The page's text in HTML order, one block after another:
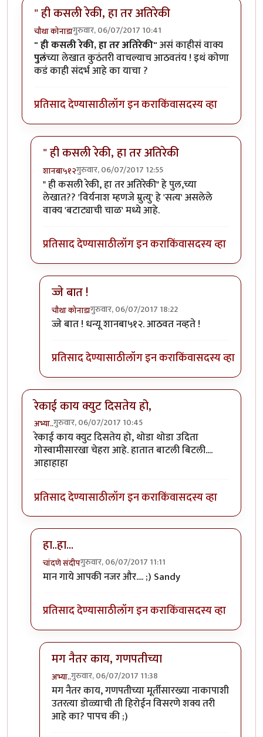
" ही कसली रेकी, हा तर अतिरेकी
चौथा कोनाडागुरुवार, 06/07/2017 10:41
" ही कसली रेकी, हा तर अतिरेकी"असं काहीसं वाक्य
पुलंच्या लेखात कुठंतरी वाचल्याच आठवतंय ! इथं कोणा
कडं काही संदर्भ आहे का याचा ?
प्रतिसाद देण्यासाठीलॉग इन कराकिंवासदस्य व्हा
" ही कसली रेकी, हा तर अतिरेकी
शानबा५१२गुरुवार, 06/07/2017 12:55
In reply to" ही कसली रेकी, हा तर अतिरेकी
" ही कसली रेकी, हा तर अतिरेकी" हे पुल,च्या
लेखात?? 'विर्यनाश म्हणजे म्रुत्यु' हे 'सत्य' असलेले
वाक्य 'बटाट्याची चाळ' मध्ये आहे.
प्रतिसाद देण्यासाठीलॉग इन कराकिंवासदस्य व्हा
ज्जे बात !
चौथा कोनाडागुरुवार, 06/07/2017 18:22
In reply to" ही कसली रेकी, हा तर अतिरेकी
ज्जे बात ! धन्यू शानबा५१२. आठवत नव्हते !
प्रतिसाद देण्यासाठीलॉग इन कराकिंवासदस्य व्हा
रेकाई काय क्युट दिसतेय हो,
अभ्या..गुरुवार, 06/07/2017 10:45
रेकाई काय क्युट दिसतेय हो, थोडा थोडा उदिता
गोस्वामीसारखा चेहरा आहे. हातात बाटली बिटली....
आहाहाहा
प्रतिसाद देण्यासाठीलॉग इन कराकिंवासदस्य व्हा
हा..हा...
चांदणे संदीपगुरुवार, 06/07/2017 11:11
In reply toरेकाई काय क्युट दिसतेय हो,
मान गाये आपकी नजर और.... ;) Sandy
प्रतिसाद देण्यासाठीलॉग इन कराकिंवासदस्य व्हा
मग नैतर काय, गणपतीच्या
अभ्या..गुरुवार, 06/07/2017 11:38
In reply toहा..हा...byचांदणे संदीप
मग नैतर काय, गणपतीच्या मूर्तीसारख्या नाकापाशी
उतरत्या डोळ्याची ती हिरोईन विसरणे शक्य तरी
आहे का? पापच की ;)